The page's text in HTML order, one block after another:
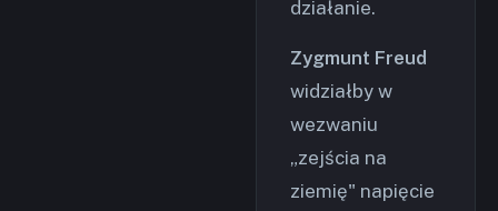
działanie.
Zygmunt Freud
widziałby w
wezwaniu
„zejścia na
ziemię" napięcie